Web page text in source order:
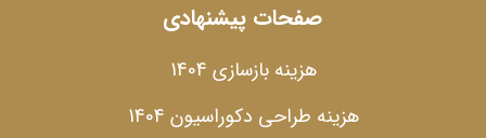
صفحات پیشنهادی
هزینه بازسازی 1404
هزینه طراحی دکوراسیون 1404